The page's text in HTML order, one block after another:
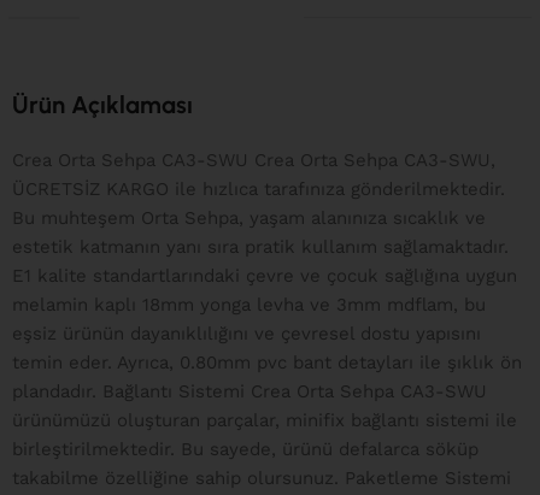
Ürün Açıklaması
Crea Orta Sehpa CA3-SWU Crea Orta Sehpa CA3-SWU,
ÜCRETSİZ KARGO ile hızlıca tarafınıza gönderilmektedir.
Bu muhteşem Orta Sehpa, yaşam alanınıza sıcaklık ve
estetik katmanın yanı sıra pratik kullanım sağlamaktadır.
E1 kalite standartlarındaki çevre ve çocuk sağlığına uygun
melamin kaplı 18mm yonga levha ve 3mm mdflam, bu
eşsiz ürünün dayanıklılığını ve çevresel dostu yapısını
temin eder. Ayrıca, 0.80mm pvc bant detayları ile şıklık ön
plandadır. Bağlantı Sistemi Crea Orta Sehpa CA3-SWU
ürünümüzü oluşturan parçalar, minifix bağlantı sistemi ile
birleştirilmektedir. Bu sayede, ürünü defalarca söküp
takabilme özelliğine sahip olursunuz. Paketleme Sistemi